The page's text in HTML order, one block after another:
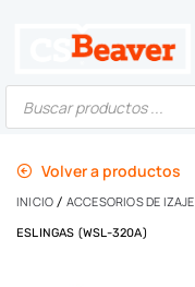
Volver a productos
INICIO / ACCESORIOS DE IZAJE
ESLINGAS (WSL-320A)